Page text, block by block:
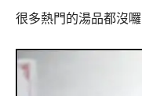
很多熱門的湯品都沒囉